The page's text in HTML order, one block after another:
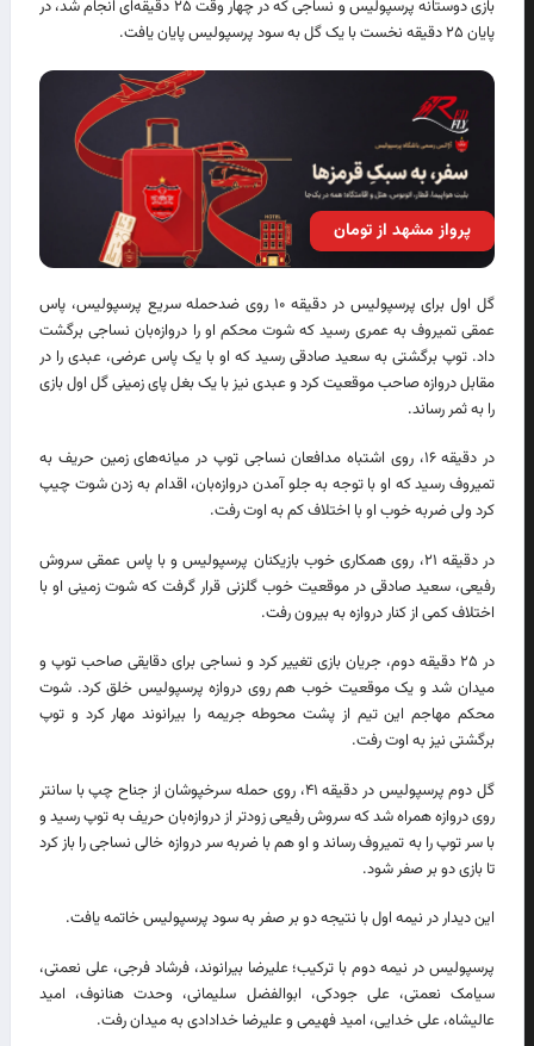
بازی دوستانه پرسپولیس و نساجی که در چهار وقت ۲۵ دقیقه‌ای انجام شد، در
پایان ۲۵ دقیقه نخست با یک گل به سود پرسپولیس پایان یافت.
پرواز مشهد از تومان
گل اول برای پرسپولیس در دقیقه ۱۰ روی ضدحمله سریع پرسپولیس، پاس
عمقی تمیروف به عمری رسید که شوت محکم او را دروازه‌بان نساجی برگشت
داد. توپ برگشتی به سعید صادقی رسید که او با یک پاس عرضی، عبدی را در
مقابل دروازه صاحب موقعیت کرد و عبدی نیز با یک بغل پای زمینی گل اول بازی
را به ثمر رساند.
در دقیقه ۱۶، روی اشتباه مدافعان نساجی توپ در میانه‌های زمین حریف به
تمیروف رسید که او با توجه به جلو آمدن دروازه‌بان، اقدام به زدن شوت چیپ
کرد ولی ضربه خوب او با اختلاف کم به اوت رفت.
در دقیقه ۲۱، روی همکاری خوب بازیکنان پرسپولیس و با پاس عمقی سروش
رفیعی، سعید صادقی در موقعیت خوب گلزنی قرار گرفت که شوت زمینی او با
اختلاف کمی از کنار دروازه به بیرون رفت.
در ۲۵ دقیقه دوم، جریان بازی تغییر کرد و نساجی برای دقایقی صاحب توپ و
میدان شد و یک موقعیت خوب هم روی دروازه پرسپولیس خلق کرد. شوت
محکم مهاجم این تیم از پشت محوطه جریمه را بیرانوند مهار کرد و توپ
برگشتی نیز به اوت رفت.
گل دوم پرسپولیس در دقیقه ۴۱، روی حمله سرخپوشان از جناح چپ با سانتر
روی دروازه همراه شد که سروش رفیعی زودتر از دروازه‌بان حریف به توپ رسید و
با سر توپ را به تمیروف رساند و او هم با ضربه سر دروازه خالی نساجی را باز کرد
تا بازی دو بر صفر شود.
این دیدار در نیمه اول با نتیجه دو بر صفر به سود پرسپولیس خاتمه یافت.
پرسپولیس در نیمه دوم با ترکیب؛ علیرضا بیرانوند، فرشاد فرجی، علی نعمتی،
سیامک نعمتی، علی جودکی، ابوالفضل سلیمانی، وحدت هنانوف، امید
عالیشاه، علی خدایی، امید فهیمی و علیرضا خدادادی به میدان رفت.